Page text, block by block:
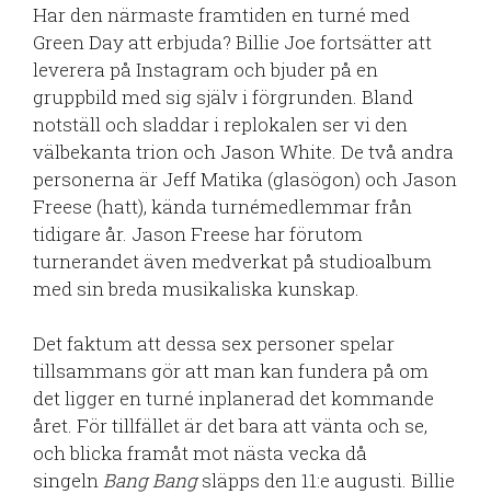
Har den närmaste framtiden en turné med
Green Day att erbjuda? Billie Joe fortsätter att
leverera på Instagram och bjuder på en
gruppbild med sig själv i förgrunden. Bland
notställ och sladdar i replokalen ser vi den
välbekanta trion och Jason White. De två andra
personerna är Jeff Matika (glasögon) och Jason
Freese (hatt), kända turnémedlemmar från
tidigare år. Jason Freese har förutom
turnerandet även medverkat på studioalbum
med sin breda musikaliska kunskap.
Det faktum att dessa sex personer spelar
tillsammans gör att man kan fundera på om
det ligger en turné inplanerad det kommande
året. För tillfället är det bara att vänta och se,
och blicka framåt mot nästa vecka då
singelnBang Bangsläpps den 11:e augusti. Billie